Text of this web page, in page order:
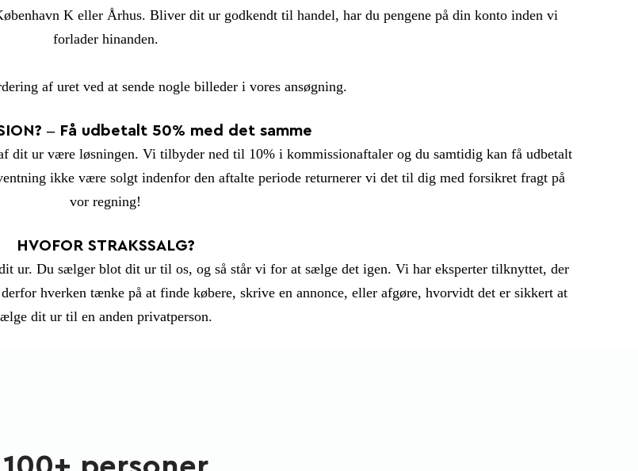
K eller Århus. Bliver dit ur godkendt til handel, har du pengene på din konto inden vi
forlader hinanden.
af uret ved at sende nogle billeder i vores ansøgning.
– Få udbetalt 50% med det samme
dit ur være løsningen. Vi tilbyder ned til 10% i kommissionaftaler og du samtidig kan få udbetalt
ikke være solgt indenfor den aftalte periode returnerer vi det til dig med forsikret fragt på
vor regning!
HVOFOR STRAKSSALG?
ur. Du sælger blot dit ur til os, og så står vi for at sælge det igen. Vi har eksperter tilknyttet, der
hverken tænke på at finde købere, skrive en annonce, eller afgøre, hvorvidt det er sikkert at
dit ur til en anden privatperson.